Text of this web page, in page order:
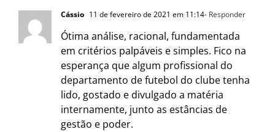
Cássio 11 de fevereiro de 2021 em 11:14- Responder
Ótima análise, racional, fundamentada
em critérios palpáveis e simples. Fico na
esperança que algum profissional do
departamento de futebol do clube tenha
lido, gostado e divulgado a matéria
internamente, junto as estâncias de
gestão e poder.